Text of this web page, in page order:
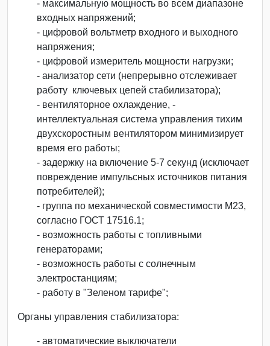
- максимальную мощность во всем диапазоне
входных напряжений;
- цифровой вольтметр входного и выходного
напряжения;
- цифровой измеритель мощности нагрузки;
- анализатор сети (непрерывно отслеживает
работу ключевых цепей стабилизатора);
- вентиляторное охлаждение, -
интеллектуальная система управления тихим
двухскоростным вентилятором минимизирует
время его работы;
- задержку на включение 5-7 секунд (исключает
повреждение импульсных источников питания
потребителей);
- группа по механической совместимости М23,
согласно ГОСТ 17516.1;
- возможность работы с топливными
генераторами;
- возможность работы с солнечным
электростанциям;
- работу в "Зеленом тарифе";
Органы управления стабилизатора:
- автоматические выключатели